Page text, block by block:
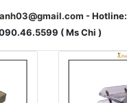
- Hotline:
( Ms Chi )